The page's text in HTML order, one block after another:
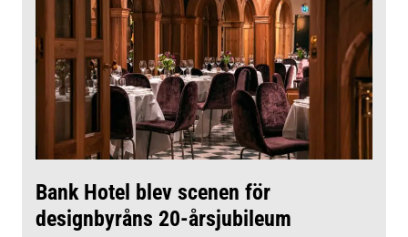
Bank Hotel blev scenen för
designbyråns 20-årsjubileum